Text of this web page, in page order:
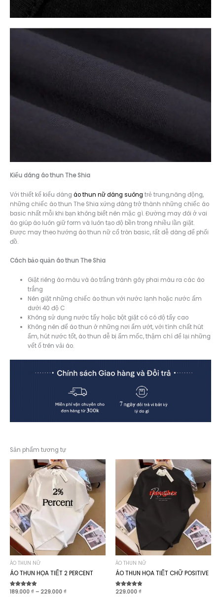
Kiểu dáng áo thun The Shia
Với thiết kế kiểu dáng áo thun nữ dáng suông trẻ trung,năng động,
những chiếc áo thun The Shia xứng đáng trở thành những chiếc áo
basic nhất mỗi khi bạn không biết nên mặc gì. Đường may đôi ở vai
áo giúp áo luôn giữ form và luôn tạo độ bền trong nhiều lần giặt.
Được may theo hướng áo thun nữ cổ tròn basic, rất dễ dàng để phối
đồ.
Cách bảo quản áo thun The Shia
Giặt riêng áo màu và áo trắng tránh gây phai màu ra các áo
trắng
Nên giặt những chiếc áo thun với nước lạnh hoặc nước ấm
dưới 40 độ C
Không sử dụng nước tẩy hoặc bột giặt có có độ tẩy cao
Không nên để áo thun ở những nơi ẩm ướt, với tính chất hút
ẩm, hút nước tốt, áo thun dễ bị ẩm mốc, thậm chí để lại những
vết ố trên vải áo.
Sản phẩm tương tự
ÁO THUN NỮ
ÁO THUN HỌA TIẾT 2 PERCENT
Được xếp
189.000 ₫ – 229.000 ₫
ÁO THUN NỮ
ÁO THUN HỌA TIẾT CHỮ POSITIVE
Được xếp
229.000 ₫